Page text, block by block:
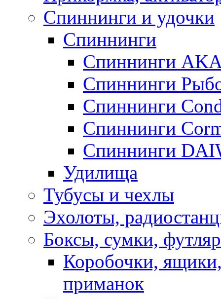
Спиннинги и удочки
Спиннинги
Спиннинги
Спиннинги
Спиннинги
Спиннинги
Спиннинги
Удилища
Тубусы и чехлы
Эхолоты,
Боксы, сумки,
Коробочки,
приманок